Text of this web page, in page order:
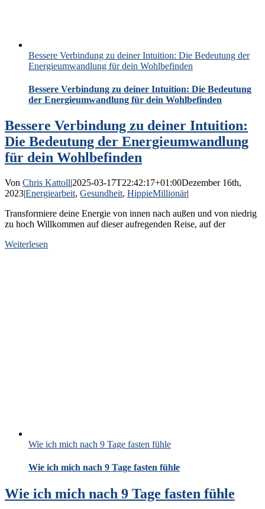
Bessere Verbindung zu deiner Intuition: Die Bedeutung der
Energieumwandlung für dein Wohlbefinden
Bessere Verbindung zu deiner Intuition: Die Bedeutung
der Energieumwandlung für dein Wohlbefinden
Bessere Verbindung zu deiner Intuition:
Die Bedeutung der Energieumwandlung
für dein Wohlbefinden
Von Chris Kattoll|2025-03-17T22:42:17+01:00Dezember 16th,
2023|Energiearbeit, Gesundheit, HippieMillionär|
Transformiere deine Energie von innen nach außen und von niedrig
zu hoch Willkommen auf dieser aufregenden Reise, auf der
Weiterlesen
Wie ich mich nach 9 Tage fasten fühle
Wie ich mich nach 9 Tage fasten fühle
Wie ich mich nach 9 Tage fasten fühle